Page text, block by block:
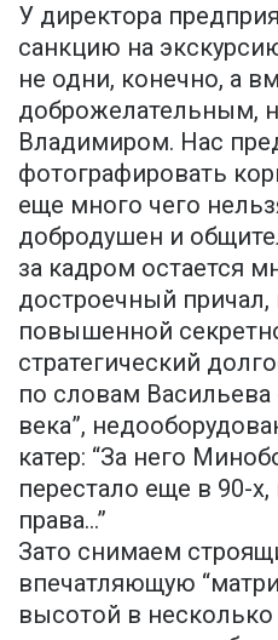
У директора
санкцию на
не одни, конечно, а
доброжелательным,
Владимиром. Нас
фотографировать
еще много чего
добродушен и
за кадром остается
достроечный
повышенной
стратегический
по словам
века”,
катер: “За него
перестало еще в 90-
права...”
Зато снимаем
впечатляющую
высотой в